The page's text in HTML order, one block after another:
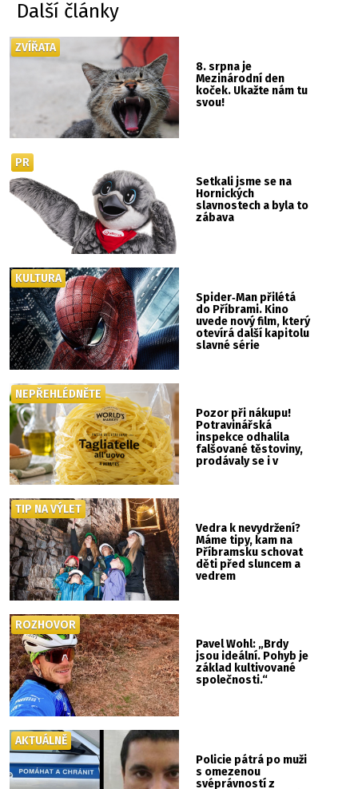
Další články
8. srpna je
Mezinárodní den
koček. Ukažte nám tu
svou!
ZVÍŘATA
Setkali jsme se na
Hornických
slavnostech a byla to
zábava
PR
Spider‑Man přilétá
do Příbrami. Kino
uvede nový film, který
otevírá další kapitolu
slavné série
KULTURA
Pozor při nákupu!
Potravinářská
inspekce odhalila
falšované těstoviny,
prodávaly se i v
NEPŘEHLÉDNĚTE
Vedra k nevydržení?
Máme tipy, kam na
Příbramsku schovat
děti před sluncem a
vedrem
TIP NA VÝLET
Pavel Wohl: „Brdy
jsou ideální. Pohyb je
základ kultivované
společnosti.“
ROZHOVOR
Policie pátrá po muži
s omezenou
svéprávností z
AKTUÁLNĚ